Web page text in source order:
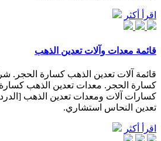
اقرأ أكثر
قائمة معدات وآلات تعدين الذهب
قائمة آلات تعدين الذهب كسارة الحجر.
كسارة الحجر. معدات تعدين الذهب
كسارات آلات ومعدات تعدين الذهب
تعدين النحاس استشاري.
اقرأ أكثر